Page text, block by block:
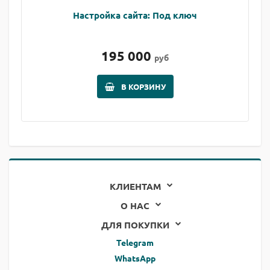
Настройка сайта: Под ключ
195 000 руб
В КОРЗИНУ
КЛИЕНТАМ
О НАС
ДЛЯ ПОКУПКИ
Telegram
WhatsApp